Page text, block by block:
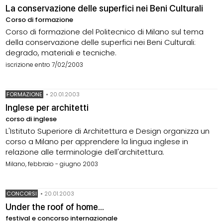
La conservazione delle superfici nei Beni Culturali
Corso di formazione
Corso di formazione del Politecnico di Milano sul tema
della conservazione delle superfici nei Beni Culturali:
degrado, materiali e tecniche.
iscrizione entro 7/02/2003
FORMAZIONE • 20.01.2003
Inglese per architetti
corso di inglese
L'Istituto Superiore di Architettura e Design organizza un
corso a Milano per apprendere la lingua inglese in
relazione alle terminologie dell'architettura.
Milano, febbraio - giugno 2003
CONCORSI • 20.01.2003
Under the roof of home...
festival e concorso internazionale